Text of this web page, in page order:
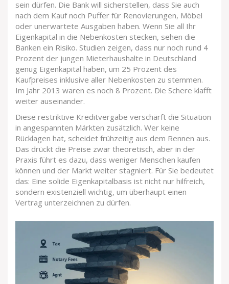
sein dürfen. Die Bank will sicherstellen, dass Sie auch
nach dem Kauf noch Puffer für Renovierungen, Möbel
oder unerwartete Ausgaben haben. Wenn Sie all Ihr
Eigenkapital in die Nebenkosten stecken, sehen die
Banken ein Risiko. Studien zeigen, dass nur noch rund 4
Prozent der jungen Mieterhaushalte in Deutschland
genug Eigenkapital haben, um 25 Prozent des
Kaufpreises inklusive aller Nebenkosten zu stemmen.
Im Jahr 2013 waren es noch 8 Prozent. Die Schere klafft
weiter auseinander.
Diese restriktive Kreditvergabe verschärft die Situation
in angespannten Märkten zusätzlich. Wer keine
Rücklagen hat, scheidet frühzeitig aus dem Rennen aus.
Das drückt die Preise zwar theoretisch, aber in der
Praxis führt es dazu, dass weniger Menschen kaufen
können und der Markt weiter stagniert. Für Sie bedeutet
das: Eine solide Eigenkapitalbasis ist nicht nur hilfreich,
sondern existenziell wichtig, um überhaupt einen
Vertrag unterzeichnen zu dürfen.